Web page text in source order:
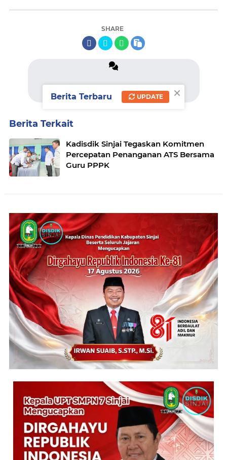
SHARE
komentar
Berita Terkait
Kadisdik Sinjai Tegaskan Komitmen
Percepatan Penanganan ATS Bersama
Guru PPPK
×
Berita Terbaru UPDATE